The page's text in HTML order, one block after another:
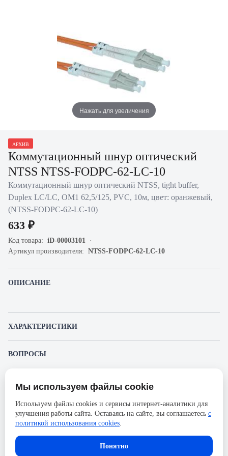
Нажать для увеличения
АРХИВ
Коммутационный шнур оптический
NTSS NTSS-FODPC-62-LC-10
Коммутационный шнур оптический NTSS, tight buffer,
Duplex LC/LC, OM1 62,5/125, PVC, 10м, цвет: оранжевый,
(NTSS-FODPC-62-LC-10)
633 ₽
Код товара: iD-00003101
Артикул производителя: NTSS-FODPC-62-LC-10
ОПИСАНИЕ
ХАРАКТЕРИСТИКИ
Производитель
Оболочка
PVC
Длина, м
Тип волокон
OM1 62,5/125
ВОПРОСЫ
Пожалуйста, авторизуйтесь, чтобы иметь
возможность оставлять вопросы.
Представленные изображения и характеристики могут отличаться от реального
без предварительного уведомления. Компания АйДистрибьют не несёт
ответственности в случае не соответствия текущей модели товаров фотографиям,
размещённым в карточке товара.
Мы используем файлы cookie
Используем файлы cookies и сервисы интернет-аналитики для
улучшения работы сайта. Оставаясь на сайте, вы соглашаетесь с
политикой использования cookies.
Понятно